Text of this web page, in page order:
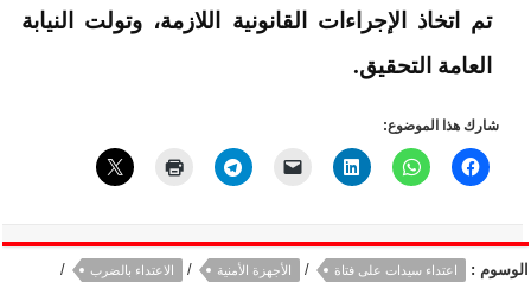
تم اتخاذ الإجراءات القانونية اللازمة، وتولت النيابة
العامة التحقيق.
شارك هذا الموضوع:
الوسوم : اعتداء سيدات على فتاة / الأجهزة الأمنية / الاعتداء بالضرب /